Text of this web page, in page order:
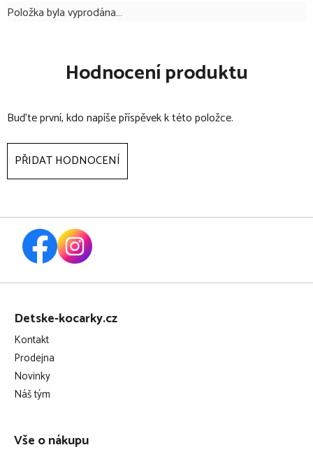
upozornění. Obrázky mají pouze informativní charakter.
Položka byla vyprodána…
Hodnocení produktu
Buďte první, kdo napíše příspěvek k této položce.
PŘIDAT HODNOCENÍ
Z
Detske-kocarky.cz
Kontakt
Prodejna
Novinky
Náš tým
Vše o nákupu